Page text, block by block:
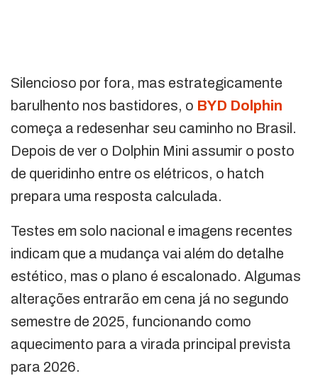
Silencioso por fora, mas estrategicamente
barulhento nos bastidores, o BYD Dolphin
começa a redesenhar seu caminho no Brasil.
Depois de ver o Dolphin Mini assumir o posto
de queridinho entre os elétricos, o hatch
prepara uma resposta calculada.
Testes em solo nacional e imagens recentes
indicam que a mudança vai além do detalhe
estético, mas o plano é escalonado. Algumas
alterações entrarão em cena já no segundo
semestre de 2025, funcionando como
aquecimento para a virada principal prevista
para 2026.